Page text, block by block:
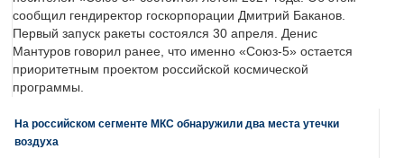
сообщил гендиректор госкорпорации Дмитрий Баканов.
Первый запуск ракеты состоялся 30 апреля. Денис
Мантуров говорил ранее, что именно «Союз-5» остается
приоритетным проектом российской космической
программы.
На российском сегменте МКС обнаружили два места утечки
воздуха